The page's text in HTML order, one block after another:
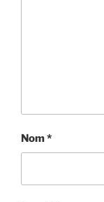
Nom*